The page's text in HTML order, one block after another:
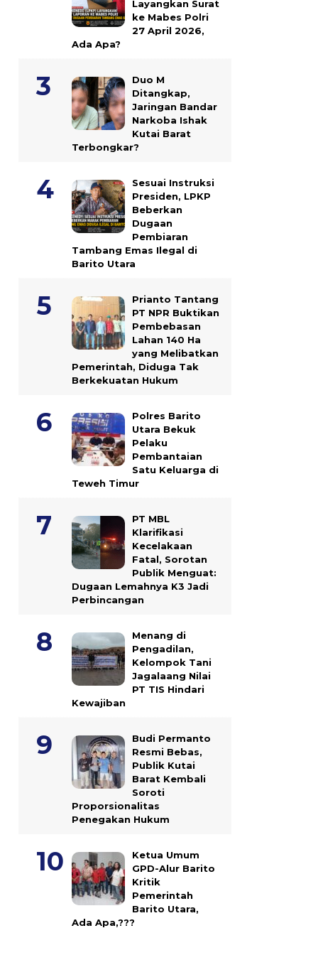
Layangkan Surat
ke Mabes Polri
27 April 2026,
Ada Apa?
Duo M
Ditangkap,
Jaringan Bandar
Narkoba Ishak
Kutai Barat
Terbongkar?
Sesuai Instruksi
Presiden, LPKP
Beberkan
Dugaan
Pembiaran
Tambang Emas Ilegal di
Barito Utara
Prianto Tantang
PT NPR Buktikan
Pembebasan
Lahan 140 Ha
yang Melibatkan
Pemerintah, Diduga Tak
Berkekuatan Hukum
Polres Barito
Utara Bekuk
Pelaku
Pembantaian
Satu Keluarga di
Teweh Timur
PT MBL
Klarifikasi
Kecelakaan
Fatal, Sorotan
Publik Menguat:
Dugaan Lemahnya K3 Jadi
Perbincangan
Menang di
Pengadilan,
Kelompok Tani
Jagalaang Nilai
PT TIS Hindari
Kewajiban
Budi Permanto
Resmi Bebas,
Publik Kutai
Barat Kembali
Soroti
Proporsionalitas
Penegakan Hukum
Ketua Umum
GPD-Alur Barito
Kritik
Pemerintah
Barito Utara,
Ada Apa,???